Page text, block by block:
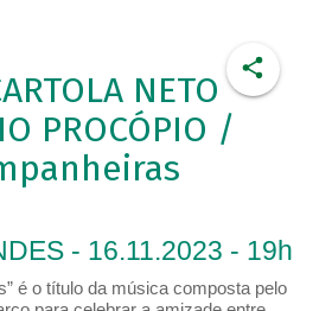
NETO
PROCÓPIO /
- 16.11.2023 - 19h
é o título da música composta pelo